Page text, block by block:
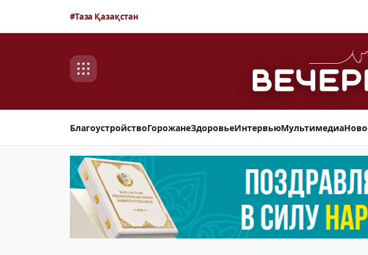
#Таза Қазақстан
БлагоустройствоГорожанеЗдоровьеИнтервьюМультимедиа